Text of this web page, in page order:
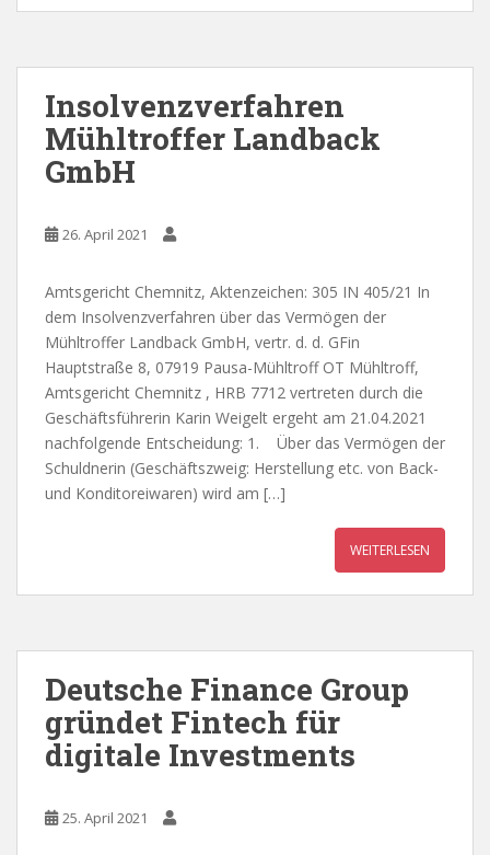
Insolvenzverfahren
Mühltroffer Landback
GmbH
26. April 2021
Amtsgericht Chemnitz, Aktenzeichen: 305 IN 405/21 In
dem Insolvenzverfahren über das Vermögen der
Mühltroffer Landback GmbH, vertr. d. d. GFin
Hauptstraße 8, 07919 Pausa-Mühltroff OT Mühltroff,
Amtsgericht Chemnitz , HRB 7712 vertreten durch die
Geschäftsführerin Karin Weigelt ergeht am 21.04.2021
nachfolgende Entscheidung: 1. Über das Vermögen der
Schuldnerin (Geschäftszweig: Herstellung etc. von Back-
und Konditoreiwaren) wird am […]
WEITERLESEN
Deutsche Finance Group
gründet Fintech für
digitale Investments
25. April 2021